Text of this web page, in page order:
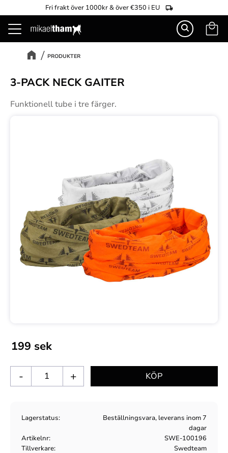
Meny
Fri frakt över 1000kr & över €350 i EU
PRODUKTER
3-PACK NECK GAITER
Funktionell tube i tre färger.
199 sek
+
-
Lagerstatus
Beställningsvara, leverans inom 7
dagar
Artikelnr
SWE-100196
Tillverkare
Swedteam